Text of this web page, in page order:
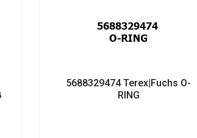
5688329474 Terex|Fuchs O-
RING